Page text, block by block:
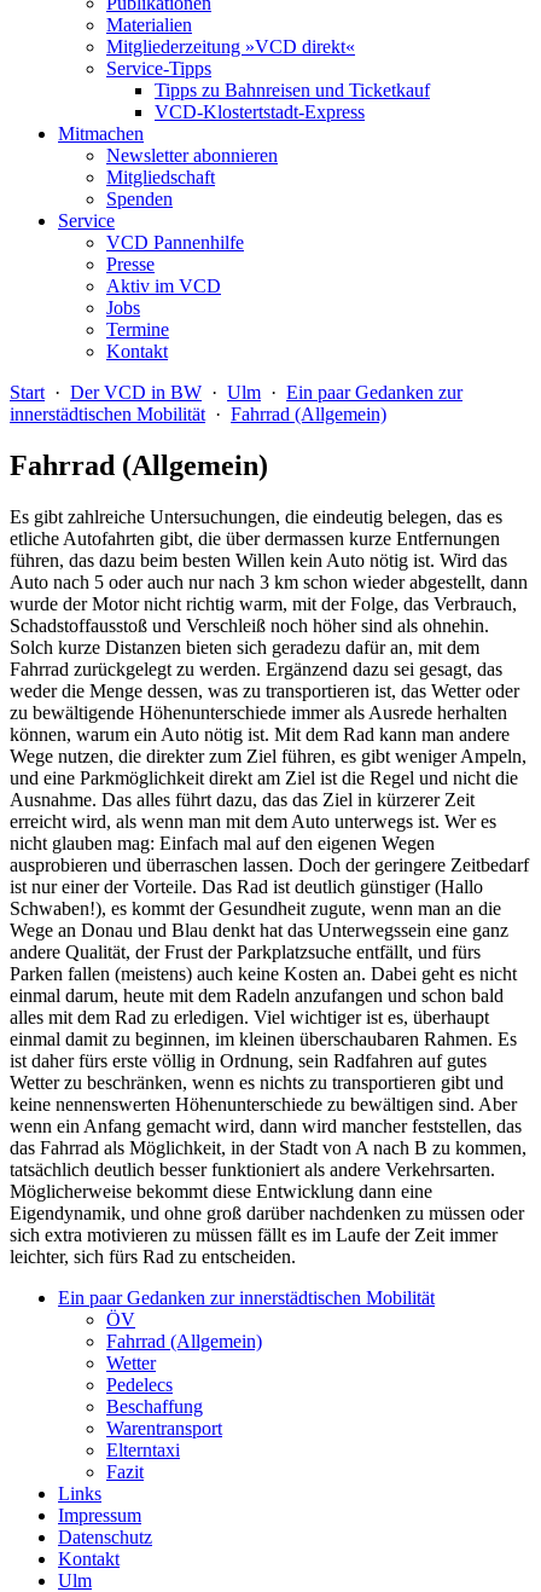
Materialien
Mitgliederzeitung »VCD direkt«
Service-Tipps
Tipps zu Bahnreisen und Ticketkauf
VCD-Klostertstadt-Express
Mitmachen
Newsletter abonnieren
Mitgliedschaft
Spenden
Service
VCD Pannenhilfe
Presse
Aktiv im VCD
Jobs
Termine
Kontakt
Start · Der VCD in BW · Ulm · Ein paar Gedanken zur
innerstädtischen Mobilität · Fahrrad (Allgemein)
Fahrrad (Allgemein)
Es gibt zahlreiche Untersuchungen, die eindeutig belegen, das es
etliche Autofahrten gibt, die über dermassen kurze Entfernungen
führen, das dazu beim besten Willen kein Auto nötig ist. Wird das
Auto nach 5 oder auch nur nach 3 km schon wieder abgestellt, dann
wurde der Motor nicht richtig warm, mit der Folge, das Verbrauch,
Schadstoffausstoß und Verschleiß noch höher sind als ohnehin.
Solch kurze Distanzen bieten sich geradezu dafür an, mit dem
Fahrrad zurückgelegt zu werden. Ergänzend dazu sei gesagt, das
weder die Menge dessen, was zu transportieren ist, das Wetter oder
zu bewältigende Höhenunterschiede immer als Ausrede herhalten
können, warum ein Auto nötig ist. Mit dem Rad kann man andere
Wege nutzen, die direkter zum Ziel führen, es gibt weniger Ampeln,
und eine Parkmöglichkeit direkt am Ziel ist die Regel und nicht die
Ausnahme. Das alles führt dazu, das das Ziel in kürzerer Zeit
erreicht wird, als wenn man mit dem Auto unterwegs ist. Wer es
nicht glauben mag: Einfach mal auf den eigenen Wegen
ausprobieren und überraschen lassen. Doch der geringere Zeitbedarf
ist nur einer der Vorteile. Das Rad ist deutlich günstiger (Hallo
Schwaben!), es kommt der Gesundheit zugute, wenn man an die
Wege an Donau und Blau denkt hat das Unterwegssein eine ganz
andere Qualität, der Frust der Parkplatzsuche entfällt, und fürs
Parken fallen (meistens) auch keine Kosten an. Dabei geht es nicht
einmal darum, heute mit dem Radeln anzufangen und schon bald
alles mit dem Rad zu erledigen. Viel wichtiger ist es, überhaupt
einmal damit zu beginnen, im kleinen überschaubaren Rahmen. Es
ist daher fürs erste völlig in Ordnung, sein Radfahren auf gutes
Wetter zu beschränken, wenn es nichts zu transportieren gibt und
keine nennenswerten Höhenunterschiede zu bewältigen sind. Aber
wenn ein Anfang gemacht wird, dann wird mancher feststellen, das
das Fahrrad als Möglichkeit, in der Stadt von A nach B zu kommen,
tatsächlich deutlich besser funktioniert als andere Verkehrsarten.
Möglicherweise bekommt diese Entwicklung dann eine
Eigendynamik, und ohne groß darüber nachdenken zu müssen oder
sich extra motivieren zu müssen fällt es im Laufe der Zeit immer
leichter, sich fürs Rad zu entscheiden.
Ein paar Gedanken zur innerstädtischen Mobilität
ÖV
Fahrrad (Allgemein)
Wetter
Pedelecs
Beschaffung
Warentransport
Elterntaxi
Fazit
Links
Impressum
Datenschutz
Kontakt
Ulm